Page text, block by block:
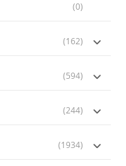
(0)
(162)
(594)
(244)
(1934)